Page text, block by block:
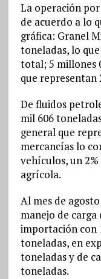
La operación
de acuerdo a lo
gráfica: Granel
toneladas, lo
total; 5 millones
que representan
De fluidos
mil 606
general que
mercancías lo
vehículos, un
agrícola.
Al mes de
manejo de
importación con
toneladas, en
toneladas y de
toneladas.